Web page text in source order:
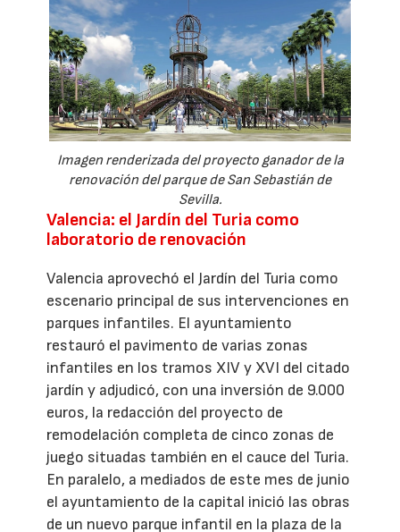
Imagen renderizada del proyecto ganador de la
renovación del parque de San Sebastián de
Sevilla.
Valencia: el Jardín del Turia como
laboratorio de renovación
Valencia aprovechó el Jardín del Turia como
escenario principal de sus intervenciones en
parques infantiles. El ayuntamiento
restauró el pavimento de varias zonas
infantiles en los tramos XIV y XVI del citado
jardín y adjudicó, con una inversión de 9.000
euros, la redacción del proyecto de
remodelación completa de cinco zonas de
juego situadas también en el cauce del Turia.
En paralelo, a mediados de este mes de junio
el ayuntamiento de la capital inició las obras
de un nuevo parque infantil en la plaza de la